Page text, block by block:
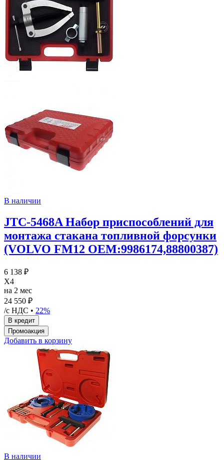
В наличии
JTC-5468A Набор приспособлений для
монтажа стакана топливной форсунки
(VOLVO FM12 OEM:9986174,88800387)
6 138 ₽
X4
на 2 мес
24 550 ₽
/с НДС • 22%
Добавить в корзину
В наличии